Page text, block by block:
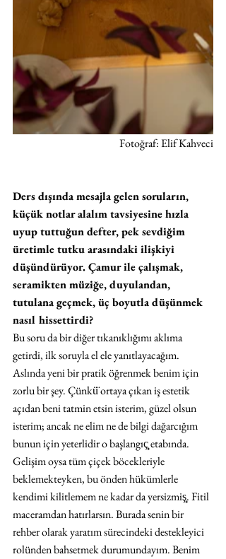
Fotoğraf: Elif Kahveci
Ders dışında mesajla gelen soruların,
küçük notlar alalım tavsiyesine hızla
uyup tuttuğun defter, pek sevdiğim
üretimle tutku arasındaki ilişkiyi
düşündürüyor. Çamur ile çalışmak,
seramikten müziğe, duyulandan,
tutulana geçmek, üç boyutla düşünmek
nasıl hissettirdi?
Bu soru da bir diğer tıkanıklığımı aklıma
getirdi, ilk soruyla el ele yanıtlayacağım.
Aslında yeni bir pratik öğrenmek benim için
zorlu bir şey. Çünkü̈ ortaya çıkan iş estetik
açıdan beni tatmin etsin isterim, güzel olsun
isterim; ancak ne elim ne de bilgi dağarcığım
bunun için yeterlidir o başlangıç̧ etabında.
Gelişim oysa tüm çiçek böcekleriyle
beklemekteyken, bu önden hükümlerle
kendimi kilitlemem ne kadar da yersizmiş̧. Fitil
maceramdan hatırlarsın. Burada senin bir
rehber olarak yaratım sürecindeki destekleyici
rolünden bahsetmek durumundayım. Benim